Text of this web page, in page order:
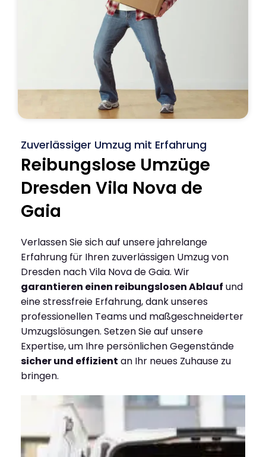
Zuverlässiger Umzug mit Erfahrung
Reibungslose Umzüge
Dresden Vila Nova de
Gaia
Verlassen Sie sich auf unsere jahrelange
Erfahrung für Ihren zuverlässigen Umzug von
Dresden nach Vila Nova de Gaia. Wir
garantieren einen reibungslosen Ablauf und
eine stressfreie Erfahrung, dank unseres
professionellen Teams und maßgeschneiderter
Umzugslösungen. Setzen Sie auf unsere
Expertise, um Ihre persönlichen Gegenstände
sicher und effizient an Ihr neues Zuhause zu
bringen.